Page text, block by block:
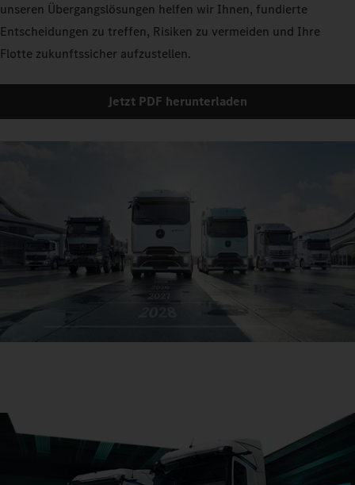
unseren Übergangslösungen helfen wir Ihnen, fundierte
Entscheidungen zu treffen, Risiken zu vermeiden und Ihre
Flotte zukunftssicher aufzustellen.
Jetzt PDF herunterladen